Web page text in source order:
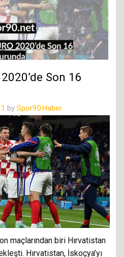
Son 16
by Spor90Haber
maçlarından biri Hırvatistan
Hırvatistan, İskoçya’yı